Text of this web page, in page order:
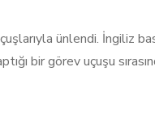
ünlendi. İngiliz
bir görev uçuşu